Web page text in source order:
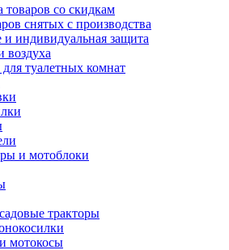
товаров со скидкам
снятых с производства
и индивидуальная защита
воздуха
туалетных комнат
и мотоблоки
тракторы
мотокосы